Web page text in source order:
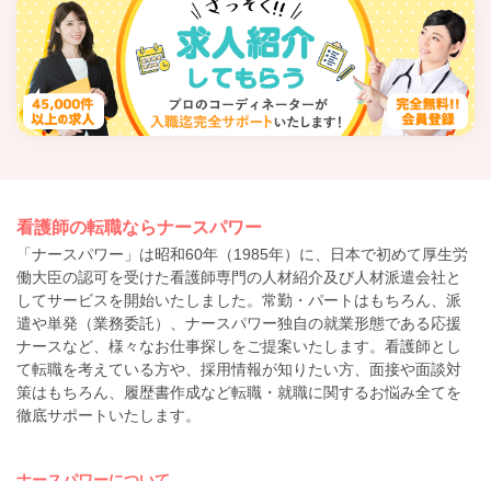
看護師の転職ならナースパワー
「ナースパワー」は昭和60年（1985年）に、日本で初めて厚生労
働大臣の認可を受けた看護師専門の人材紹介及び人材派遣会社と
してサービスを開始いたしました。常勤・パートはもちろん、派
遣や単発（業務委託）、ナースパワー独自の就業形態である応援
ナースなど、様々なお仕事探しをご提案いたします。看護師とし
て転職を考えている方や、採用情報が知りたい方、面接や面談対
策はもちろん、履歴書作成など転職・就職に関するお悩み全てを
徹底サポートいたします。